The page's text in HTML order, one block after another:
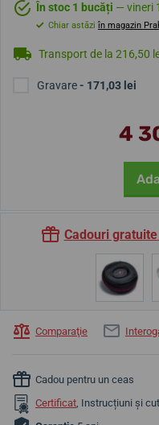
În stoc 1 bucăți — vineri
Chiar astăzi în magazin
Transport de la 216,50
Gravare- 171,03 lei
4
Cadouri gratuite
Comparaţie
Cadou pentru un ceas
Certificat, Instrucțiuni și